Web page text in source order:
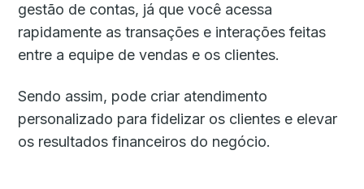
gestão de contas, já que você acessa
rapidamente as transações e interações feitas
entre a equipe de vendas e os clientes.
Sendo assim, pode criar atendimento
personalizado para fidelizar os clientes e elevar
os resultados financeiros do negócio.